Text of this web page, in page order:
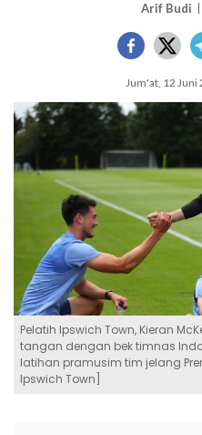
Arif Budi
Jum'at, 12 Juni
Pelatih Ipswich Town, Kieran
tangan dengan bek timnas
latihan pramusim tim jelang
Ipswich Town]